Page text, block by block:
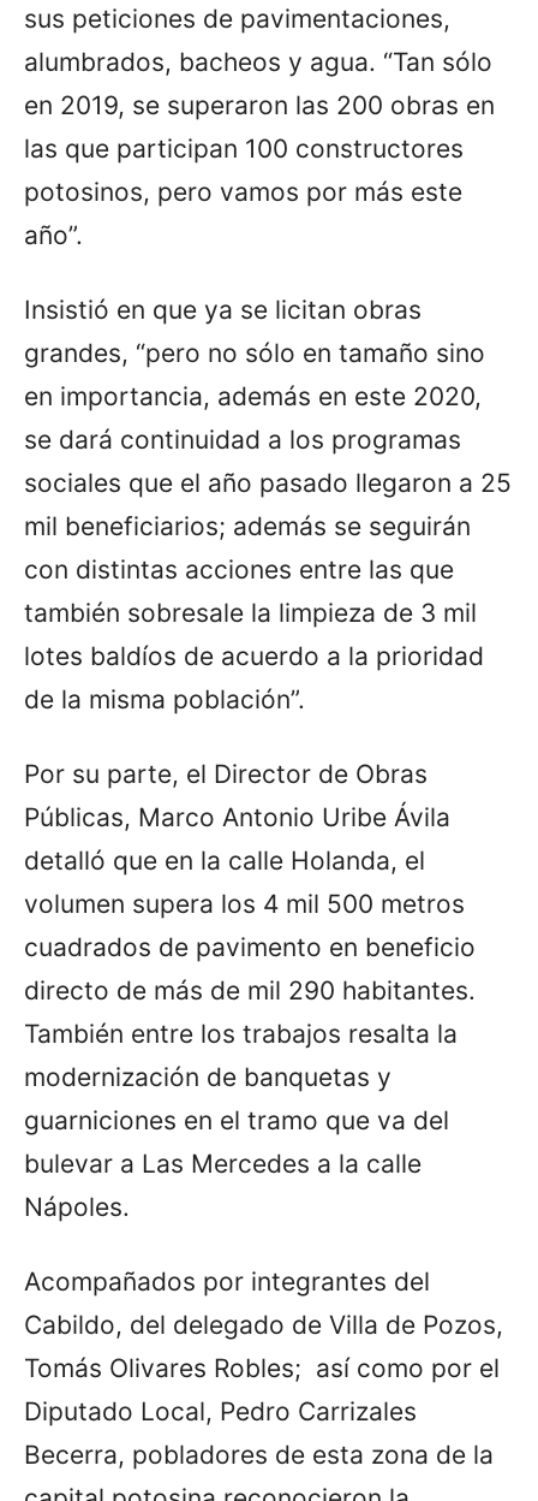
sus peticiones de pavimentaciones,
alumbrados, bacheos y agua. “Tan sólo
en 2019, se superaron las 200 obras en
las que participan 100 constructores
potosinos, pero vamos por más este
año”.
Insistió en que ya se licitan obras
grandes, “pero no sólo en tamaño sino
en importancia, además en este 2020,
se dará continuidad a los programas
sociales que el año pasado llegaron a 25
mil beneficiarios; además se seguirán
con distintas acciones entre las que
también sobresale la limpieza de 3 mil
lotes baldíos de acuerdo a la prioridad
de la misma población”.
Por su parte, el Director de Obras
Públicas, Marco Antonio Uribe Ávila
detalló que en la calle Holanda, el
volumen supera los 4 mil 500 metros
cuadrados de pavimento en beneficio
directo de más de mil 290 habitantes.
También entre los trabajos resalta la
modernización de banquetas y
guarniciones en el tramo que va del
bulevar a Las Mercedes a la calle
Nápoles.
Acompañados por integrantes del
Cabildo, del delegado de Villa de Pozos,
Tomás Olivares Robles; así como por el
Diputado Local, Pedro Carrizales
Becerra, pobladores de esta zona de la